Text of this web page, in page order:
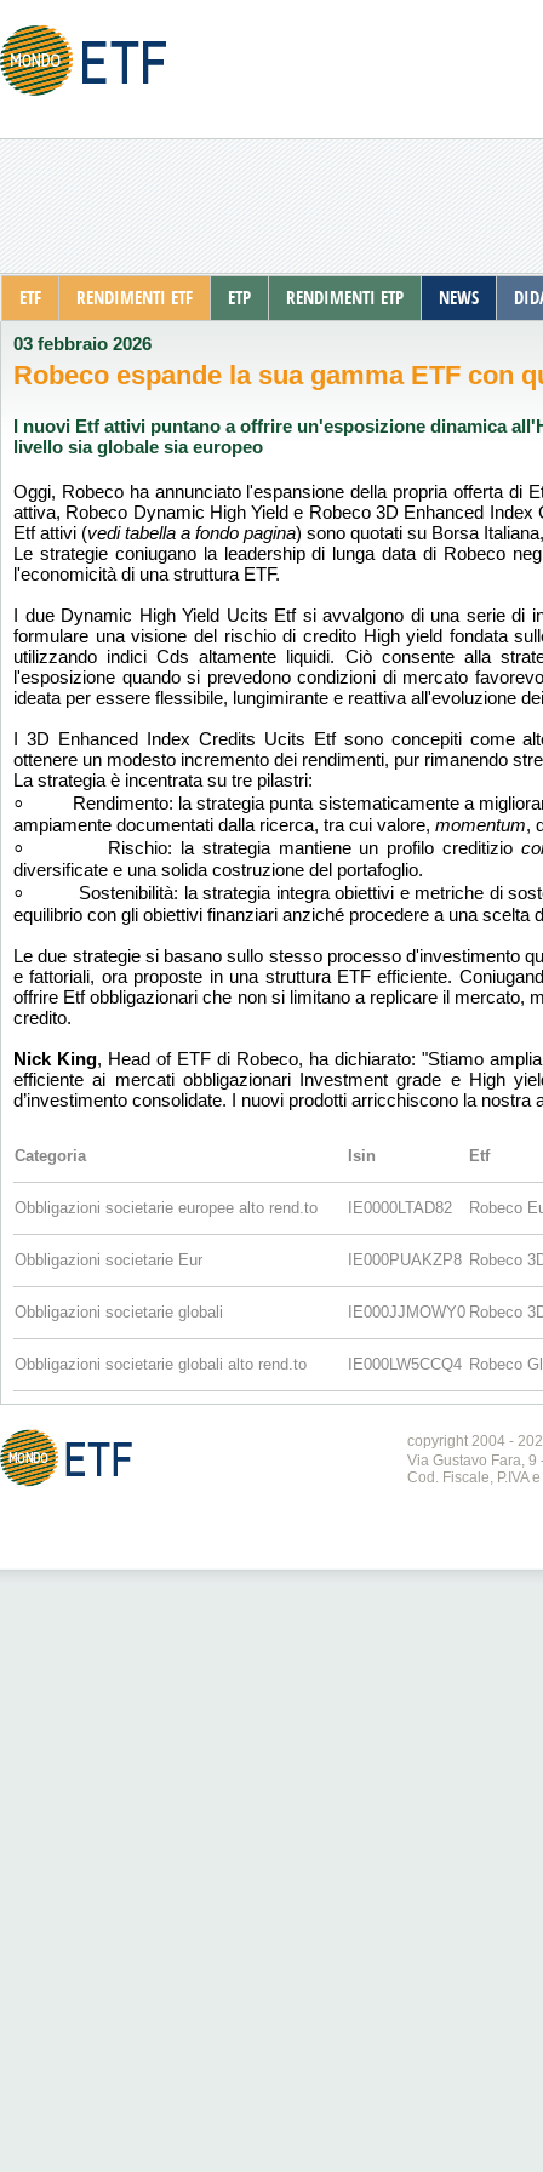
ETF RENDIMENTI ETF ETP RENDIMENTI ETP NEWS
03 febbraio 2026
Robeco espande la sua gamma ETF con
I nuovi Etf attivi puntano a offrire un'esposizione dinamica
livello sia globale sia europeo
Oggi, Robeco ha annunciato l'espansione della propria offerta di
attiva, Robeco Dynamic High Yield e Robeco 3D Enhanced
Etf attivi (vedi tabella a fondo pagina) sono quotati su Borsa
Le strategie coniugano la leadership di lunga data di Robeco
l'economicità di una struttura ETF.
I due Dynamic High Yield Ucits Etf si avvalgono di una serie di
formulare una visione del rischio di credito High yield fondata
utilizzando indici Cds altamente liquidi. Ciò consente alla
l'esposizione quando si prevedono condizioni di mercato
ideata per essere flessibile, lungimirante e reattiva all'evoluzione
I 3D Enhanced Index Credits Ucits Etf sono concepiti come
ottenere un modesto incremento dei rendimenti, pur rimanendo
La strategia è incentrata su tre pilastri:
⸰ Rendimento: la strategia punta sistematicamente a
ampiamente documentati dalla ricerca, tra cui valore, momentum,
⸰ Rischio: la strategia mantiene un profilo creditizio
diversificate e una solida costruzione del portafoglio.
⸰ Sostenibilità: la strategia integra obiettivi e metriche di
equilibrio con gli obiettivi finanziari anziché procedere a una scelta
Le due strategie si basano sullo stesso processo d'investimento
e fattoriali, ora proposte in una struttura ETF efficiente.
offrire Etf obbligazionari che non si limitano a replicare il mercato,
credito.
Nick King, Head of ETF di Robeco, ha dichiarato: "Stiamo
efficiente ai mercati obbligazionari Investment grade e High
d’investimento consolidate. I nuovi prodotti arricchiscono la
Categoria Isin Etf
Obbligazioni societarie europee alto rend.to IE0000LTAD82 Robeco
Obbligazioni societarie Eur IE000PUAKZP8 Robeco
Obbligazioni societarie globali IE000JJMOWY0 Robeco
Obbligazioni societarie globali alto rend.to IE000LW5CCQ4 Robeco
copyright 2004 -
Via Gustavo Fara, 9
Cod. Fiscale, P.IVA